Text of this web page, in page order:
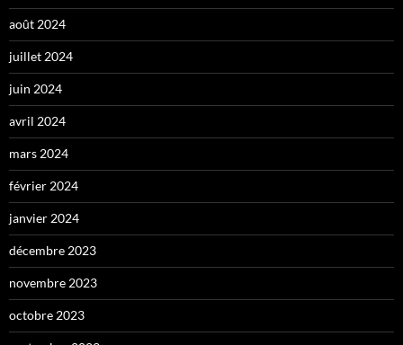
août 2024
juillet 2024
juin 2024
avril 2024
mars 2024
février 2024
janvier 2024
décembre 2023
novembre 2023
octobre 2023